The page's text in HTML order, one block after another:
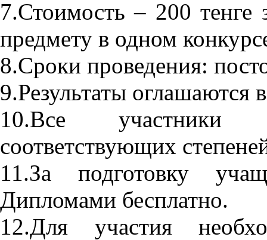
7.Стоимость – 200 тенге
предмету в одном
8.Сроки проведения:
9.Результаты оглашаются
10.Все участники
соответствующих
11.За подготовку
Дипломами бесплатно.
12.Для участия